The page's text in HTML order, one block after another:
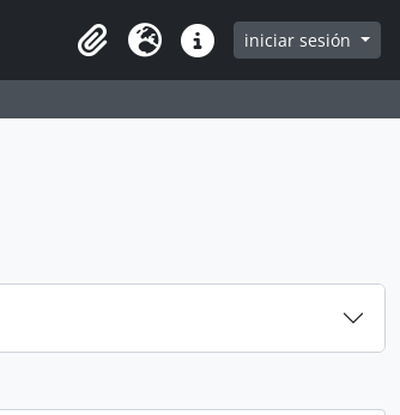
Clipboard
Idioma Enlaces rápidos
iniciar sesión